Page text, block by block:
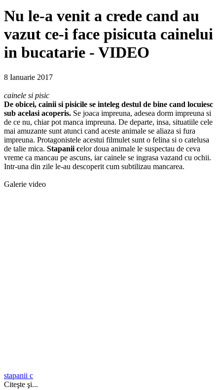
Nu le-a venit a crede cand au
vazut ce-i face pisicuta cainelui
in bucatarie - VIDEO
8 Ianuarie 2017
cainele si pisic
De obicei, cainii si pisicile se inteleg destul de bine cand locuiesc
sub acelasi acoperis. Se joaca impreuna, adesea dorm impreuna si
de ce nu, chiar pot manca impreuna. De departe, insa, situatiile cele
mai amuzante sunt atunci cand aceste animale se aliaza si fura
impreuna. Protagonistele acestui filmulet sunt o felina si o catelusa
de talie mica. Stapanii celor doua animale le suspectau de ceva
vreme ca mancau pe ascuns, iar cainele se ingrasa vazand cu ochii.
Intr-una din zile le-au descoperit cum subtilizau mancarea.
Galerie video
stapanii c
Citeşte şi...